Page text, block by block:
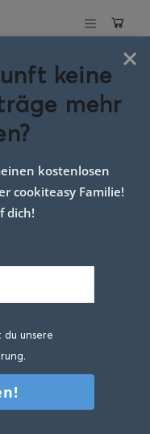
×
keine
mehr
kostenlosen
cookiteasy Familie!
dich!
unsere